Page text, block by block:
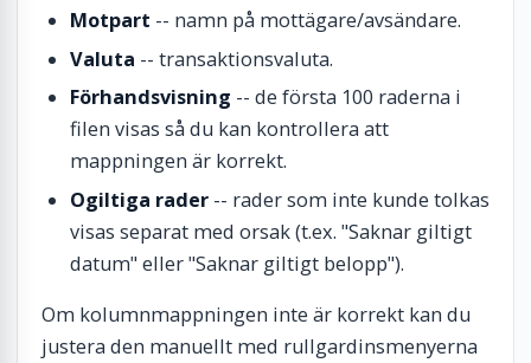
Motpart -- namn på mottägare/avsändare.
Valuta -- transaktionsvaluta.
Förhandsvisning -- de första 100 raderna i
filen visas så du kan kontrollera att
mappningen är korrekt.
Ogiltiga rader -- rader som inte kunde tolkas
visas separat med orsak (t.ex. "Saknar giltigt
datum" eller "Saknar giltigt belopp").
Om kolumnmappningen inte är korrekt kan du
justera den manuellt med rullgardinsmenyerna